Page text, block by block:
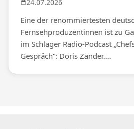
24.07.2026
Eine der renommiertesten
Fernsehproduzentinnen ist zu
im Schlager Radio-Podcast
Gespräch“: Doris Zander....